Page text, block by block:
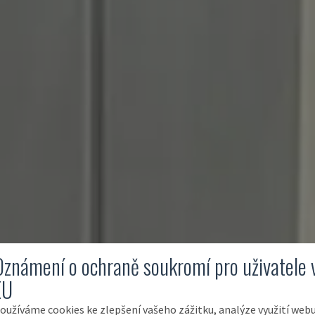
o ochraně soukromí pro uživatele
cookies ke zlepšení vašeho zážitku, analýze využití